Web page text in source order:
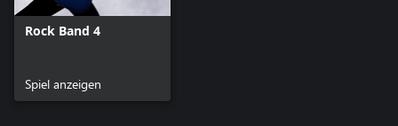
Rock Band 4
Spiel anzeigen